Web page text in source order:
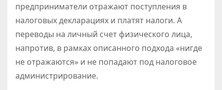
предприниматели отражают поступления в
налоговых декларациях и платят налоги. А
переводы на личный счет физического лица,
напротив, в рамках описанного подхода «нигде
не отражаются» и не попадают под налоговое
администрирование.